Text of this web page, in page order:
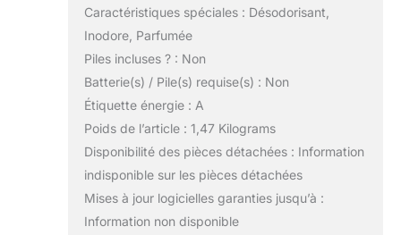
Caractéristiques spéciales : Désodorisant,
Inodore, Parfumée
Piles incluses ? : Non
Batterie(s) / Pile(s) requise(s) : Non
Étiquette énergie : A
Poids de l’article : 1,47 Kilograms
Disponibilité des pièces détachées : Information
indisponible sur les pièces détachées
Mises à jour logicielles garanties jusqu’à :
Information non disponible